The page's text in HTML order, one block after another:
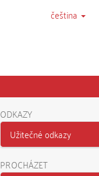
čeština
ODKAZY
Užitečné odkazy
PROCHÁZET